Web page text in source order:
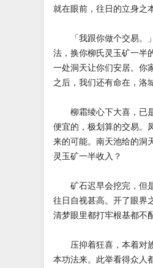
就在眼前，往日的立身之
「我跟你做个交易。」
法，换你柳氏灵玉矿一半
一处洞天让你们安居。你
之后，我们还有命在，洛
柳霜绫心下大喜，已是
便宜的，极划算的交易。
来的可能。南天池给的洞
灵玉矿一半收入？
矿石迟早会挖完，但是
往日自视甚高。开了眼
清梦眼里都打牢根基都不
压抑着狂喜，本着对族
本功法来。此举看得众人